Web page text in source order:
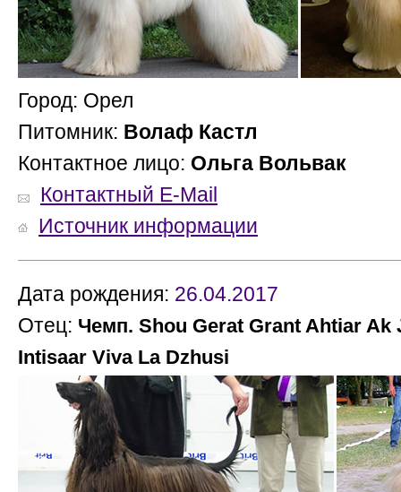
Город: Орел
Питомник: Волаф Кастл
Контактное лицо: Ольга Вольвак
Контактный E-Mail
Источник информации
Дата рождения: 26.04.2017
Отец: Чемп. Shou Gerat Grant Ahtiar Ak
Intisaar Viva La Dzhusi